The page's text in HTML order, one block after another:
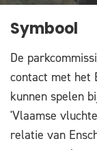
Symbool
De
contact met het
kunnen spelen
'Vlaamse
relatie van